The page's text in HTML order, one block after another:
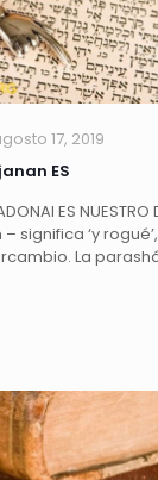
17, 2019
ES
ES NUESTRO
significa ‘y
La